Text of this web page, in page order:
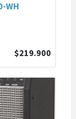
WH
$219.900